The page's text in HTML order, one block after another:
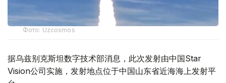
Фото: Uzcosmos
据乌兹别克斯坦数字技术部消息，此次发射由中国Star
Vision公司实施，发射地点位于中国山东省近海海上发射平